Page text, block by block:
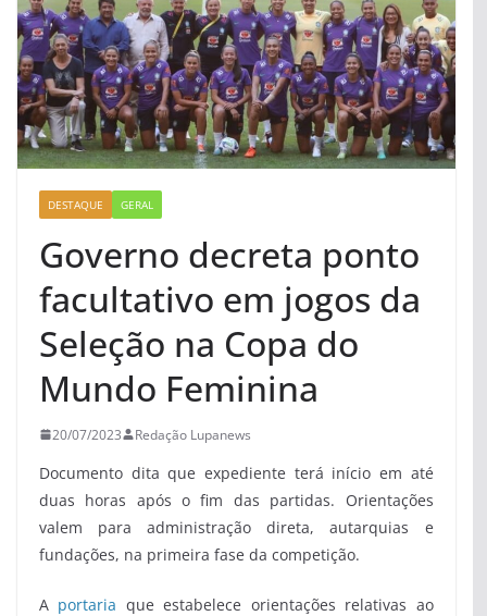
DESTAQUE GERAL
Governo decreta ponto
facultativo em jogos da
Seleção na Copa do
Mundo Feminina
20/07/2023 Redação Lupanews
Documento dita que expediente terá início em até
duas horas após o fim das partidas. Orientações
valem para administração direta, autarquias e
fundações, na primeira fase da competição.
A portaria que estabelece orientações relativas ao